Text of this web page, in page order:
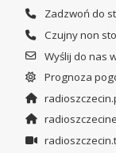
Zadzwoń do
Czujny non
Wyślij do nas
Prognoza